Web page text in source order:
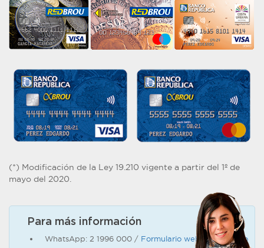
(*) Modificación de la Ley 19.210 vigente a partir del 1º de
mayo del 2020.
Para más información
WhatsApp: 2 1996 000 / Formulario web de contacto